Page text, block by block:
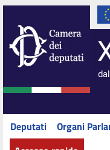
Deputati Organi